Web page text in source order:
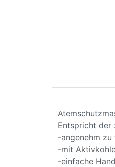
Entspricht der
-angenehm zu
-mit
-einfache